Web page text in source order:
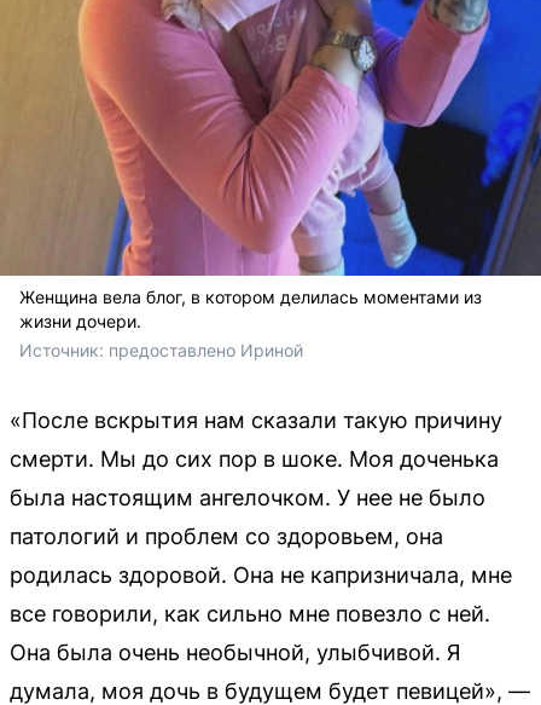
Женщина вела блог, в котором делилась моментами из
жизни дочери.
Источник: предоставлено Ириной
«После вскрытия нам сказали такую причину
смерти. Мы до сих пор в шоке. Моя доченька
была настоящим ангелочком. У нее не было
патологий и проблем со здоровьем, она
родилась здоровой. Она не капризничала, мне
все говорили, как сильно мне повезло с ней.
Она была очень необычной, улыбчивой. Я
думала, моя дочь в будущем будет певицей», —